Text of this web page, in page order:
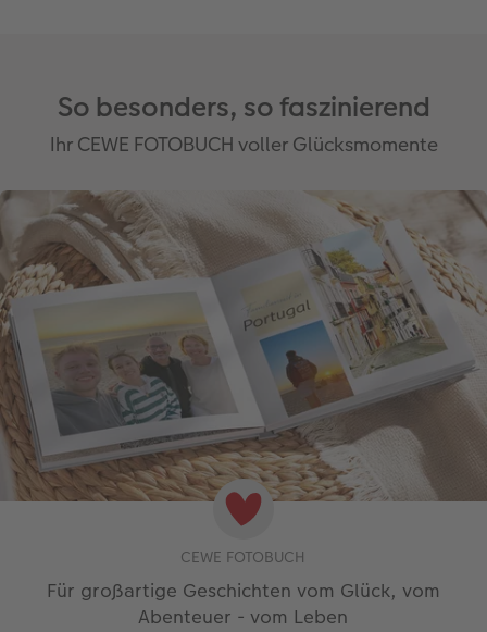
So besonders, so faszinierend
Ihr CEWE FOTOBUCH voller Glücksmomente
CEWE FOTOBUCH
Für großartige Geschichten vom Glück, vom
Abenteuer - vom Leben